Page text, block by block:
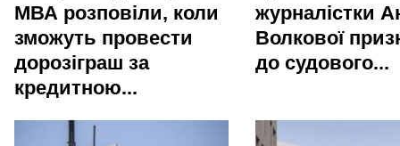
МВА розповіли, коли
зможуть провести
дорозіграш за
кредитною...
журналістки
Волкової
до судового...